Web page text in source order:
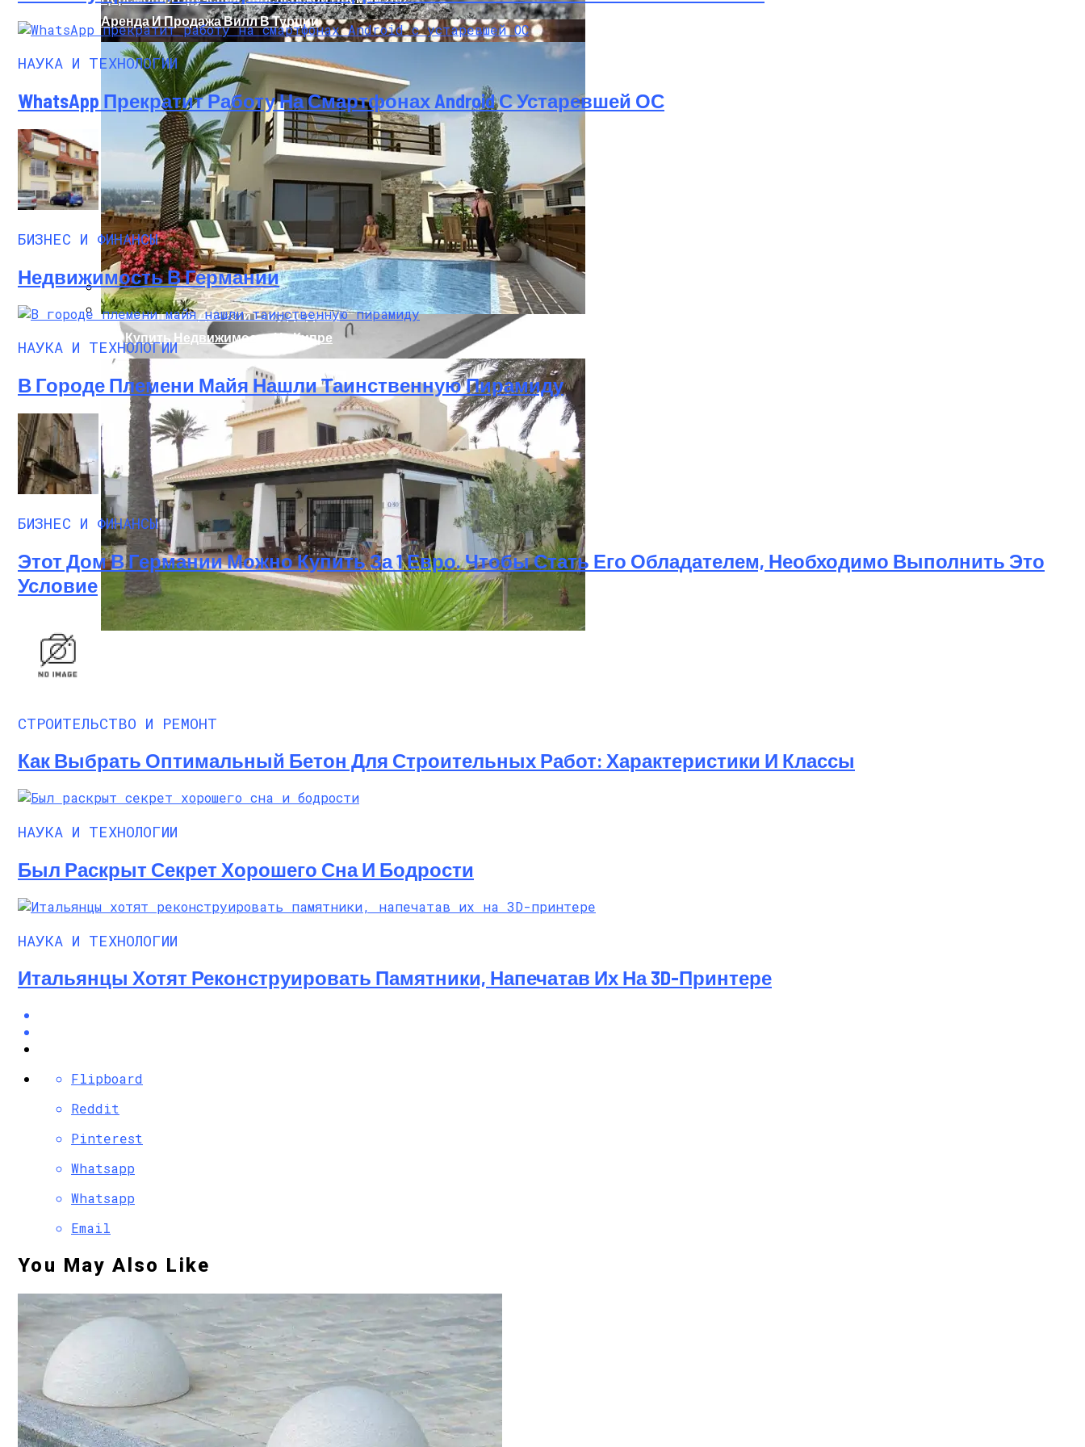
Из Чего Состоит Бетон?
Производство Плит Перекрытия ВП В Москве
Как Безопасно Довезти Елку До Дома
Аренда И Продажа Вилл В Турции
Как Купить Недвижимость На Кипре
НАУКА И ТЕХНОЛОГИИ
WhatsApp Прекратит Работу На Смартфонах Android С Устаревшей ОС
БИЗНЕС И ФИНАНСЫ
Недвижимость В Германии
НАУКА И ТЕХНОЛОГИИ
В Городе Племени Майя Нашли Таинственную Пирамиду
БИЗНЕС И ФИНАНСЫ
Этот Дом В Германии Можно Купить За 1 Евро. Чтобы Стать Его Обладателем, Необходимо Выполнить Это
Условие
СТРОИТЕЛЬСТВО И РЕМОНТ
Как Выбрать Оптимальный Бетон Для Строительных Работ: Характеристики И Классы
НАУКА И ТЕХНОЛОГИИ
Был Раскрыт Секрет Хорошего Сна И Бодрости
НАУКА И ТЕХНОЛОГИИ
Итальянцы Хотят Реконструировать Памятники, Напечатав Их На 3D-Принтере
Flipboard
Reddit
Pinterest
Whatsapp
Whatsapp
Email
You May Also Like